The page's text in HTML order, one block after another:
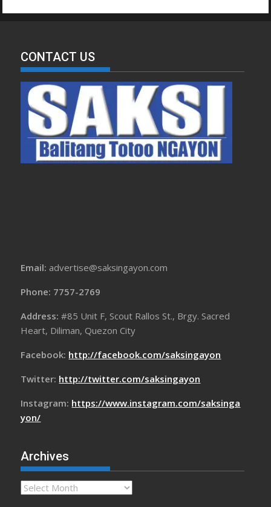
CONTACT US
Email: advertise@saksingayon.com
Phone: 7757-2769
Address:#85 Unit F, Scout Rallos St., Brgy. Sacred
Heart, Diliman, Quezon City
Facebook: http://facebook.com/saksingayon
Twitter: http://twitter.com/saksingayon
Instagram: https://www.instagram.com/saksinga
yon/
Archives
Archives